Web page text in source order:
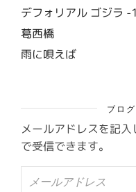
デフォリアル ゴジラ -
葛西橋
雨に唄えば
ブロ
メールアドレスを記
で受信できます。